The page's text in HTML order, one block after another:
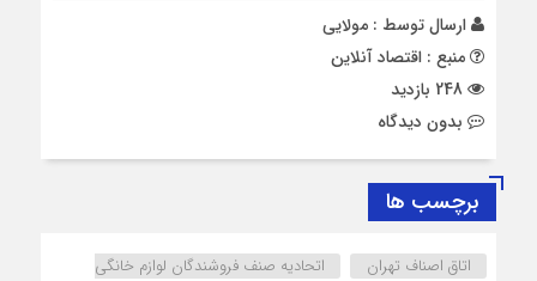
ارسال توسط : مولایی
منبع : اقتصاد آنلاین
بدون دیدگاه
برچسب ها
اتاق اصناف تهران
اتحادیه صنف فروشندگان لوازم خانگی